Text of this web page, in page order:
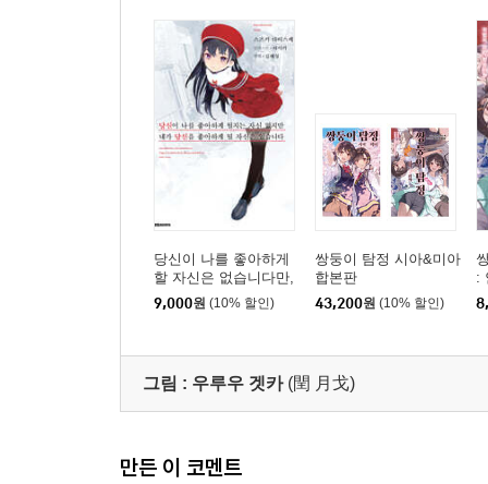
당신이 나를 좋아하게
할 자신은 없습니다만,
내가 당신을 좋아할 자
신은 있습니다
9,000원 (10% 할인)
쌍둥이 탐정 시아&미아
합본판
43,200원 (10% 할인)
:
그림 : 우루우 겟카 (閏 月戈)
만든 이 코멘트